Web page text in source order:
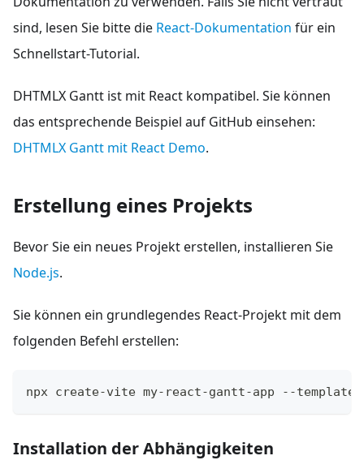
sind, lesen Sie bitte die React-Dokumentation für ein
Schnellstart-Tutorial.
DHTMLX Gantt ist mit React kompatibel. Sie können
das entsprechende Beispiel auf GitHub einsehen:
DHTMLX Gantt mit React Demo.
Erstellung eines Projekts
Bevor Sie ein neues Projekt erstellen, installieren Sie
Node.js.
Sie können ein grundlegendes React-Projekt mit dem
folgenden Befehl erstellen:
npx create-vite my-react-gantt-app --template
Installation der Abhängigkeiten